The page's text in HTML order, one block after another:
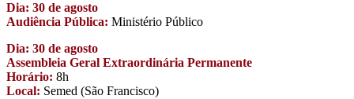
Dia: 30 de agosto
Audiência Pública: Ministério Público
Dia: 30 de agosto
Assembleia Geral Extraordinária Permanente
Horário: 8h
Local: Semed (São Francisco)